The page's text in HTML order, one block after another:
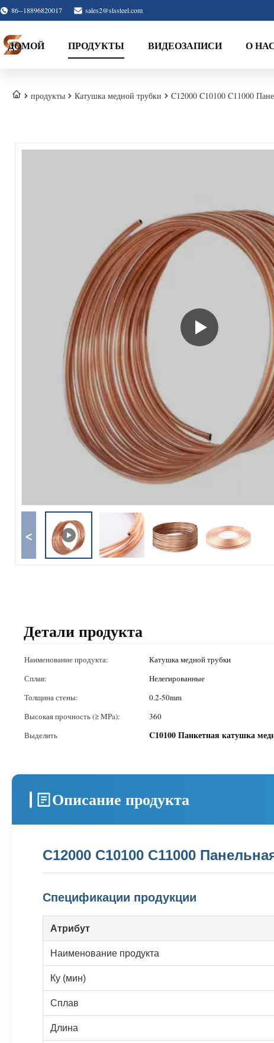
86--18896820017 sales2@slssteel.com
ДОМОЙ ПРОДУКТЫ ВИДЕОЗАПИСИ О
продукты Катушка медной трубки C12000 C10100 C11000
<
Детали продукта
Наименование продукта: Катушка медной трубки
Сплав:
Нелегированные
Толщина стены:
0.2-50mm
Высокая прочность (≥ MPa):
360
Выделить
C10100 Панкетная катушка
Описание продукта
C12000 C10100 C11000
Спецификации продукции
Атрибут
Наименование продукта
Ку (мин)
Сплав
Длина